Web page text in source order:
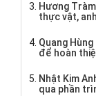
Hương
thực vật,
Quang
để hoàn
Nhật Kim
qua phần